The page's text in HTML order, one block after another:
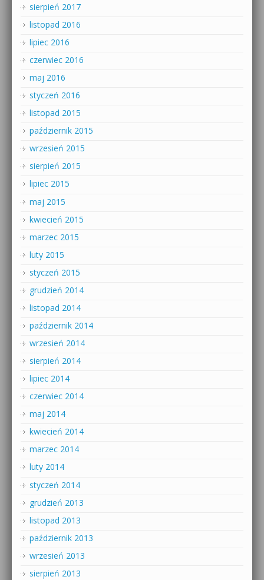
sierpień 2017
listopad 2016
lipiec 2016
czerwiec 2016
maj 2016
styczeń 2016
listopad 2015
październik 2015
wrzesień 2015
sierpień 2015
lipiec 2015
maj 2015
kwiecień 2015
marzec 2015
luty 2015
styczeń 2015
grudzień 2014
listopad 2014
październik 2014
wrzesień 2014
sierpień 2014
lipiec 2014
czerwiec 2014
maj 2014
kwiecień 2014
marzec 2014
luty 2014
styczeń 2014
grudzień 2013
listopad 2013
październik 2013
wrzesień 2013
sierpień 2013